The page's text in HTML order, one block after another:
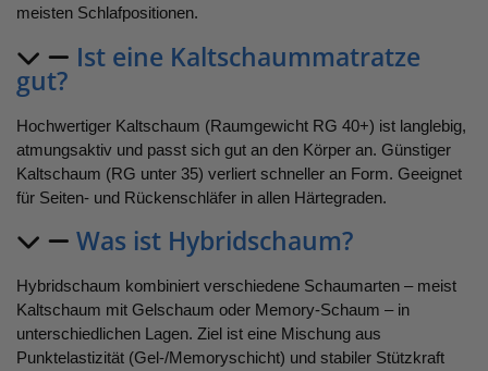
meisten Schlafpositionen.
Ist eine Kaltschaummatratze
gut?
Hochwertiger Kaltschaum (Raumgewicht RG 40+) ist langlebig,
atmungsaktiv und passt sich gut an den Körper an. Günstiger
Kaltschaum (RG unter 35) verliert schneller an Form. Geeignet
für Seiten- und Rückenschläfer in allen Härtegraden.
Was ist Hybridschaum?
Hybridschaum kombiniert verschiedene Schaumarten – meist
Kaltschaum mit Gelschaum oder Memory-Schaum – in
unterschiedlichen Lagen. Ziel ist eine Mischung aus
Punktelastizität (Gel-/Memoryschicht) und stabiler Stützkraft